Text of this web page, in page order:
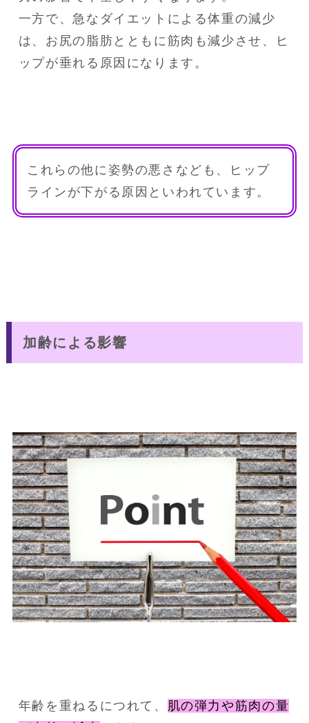
一方で、急なダイエットによる体重の減少
は、お尻の脂肪とともに筋肉も減少させ、ヒ
ップが垂れる原因になります。
これらの他に姿勢の悪さなども、ヒップ
ラインが下がる原因といわれています。
加齢による影響
年齢を重ねるにつれて、
肌の弾力や筋肉の量